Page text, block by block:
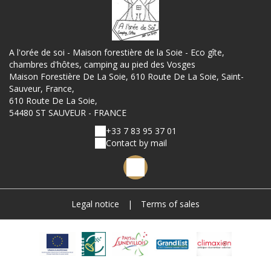
A l'orée de soi - Maison forestière de la Soie - Eco gîte,
chambres d'hôtes, camping au pied des Vosges
Maison Forestière De La Soie, 610 Route De La Soie, Saint-
Sauveur, France,
610 Route De La Soie,
54480 ST SAUVEUR - FRANCE
+33 7 83 95 37 01
Contact by mail
Legal notice | Terms of sales